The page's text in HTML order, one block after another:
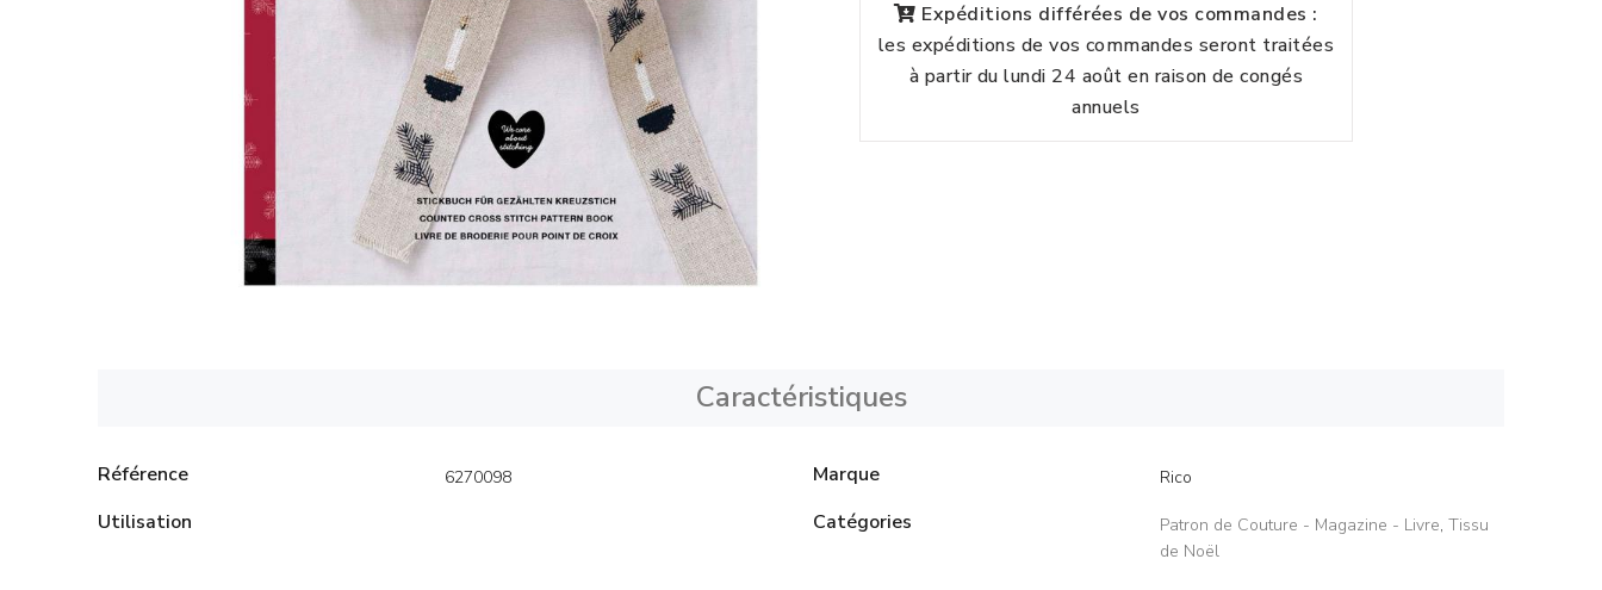
Expéditions différées de vos commandes :
les expéditions de vos commandes seront traitées
à partir du lundi 24 août en raison de congés
annuels
Caractéristiques
Référence 6270098
Utilisation
Marque Rico
Catégories Patron de Couture - Magazine - Livre, Tissu
de Noël